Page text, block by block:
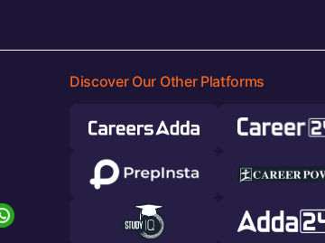
Discover Our Other Platforms